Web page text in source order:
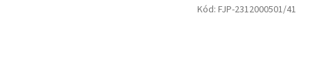
Kód: FJP-2312000501/41